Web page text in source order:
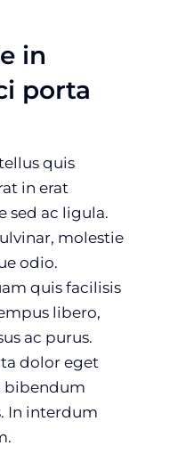
in
porta
quis
in erat
sed ac ligula.
molestie
odio.
quis facilisis
libero,
ac purus.
dolor eget
bibendum
In interdum